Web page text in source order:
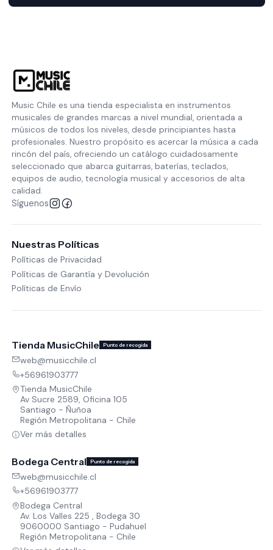
Music Chile es una tienda especialista en instrumentos
musicales de grandes marcas a nivel mundial, orientada a
músicos de todos los niveles, desde principiantes hasta
profesionales. Nuestro propósito es acercar la música a cada
rincón del país, ofreciendo un catálogo cuidadosamente
seleccionado que abarca guitarras, baterías, teclados,
equipos de audio, tecnología musical y accesorios de alta
calidad.
Síguenos
Nuestras Políticas
Políticas de Privacidad
Políticas de Garantía y Devolución
Políticas de Envío
Tienda MusicChile Punto de recogida
web@musicchile.cl
+56961903777
Tienda MusicChile
Av Sucre 2589, Oficina 105
Santiago - Ñuñoa
Región Metropolitana - Chile
Ver más detalles
Bodega Central Punto de recogida
web@musicchile.cl
+56961903777
Bodega Central
Av. Los Valles 225 , Bodega 30
9060000 Santiago - Pudahuel
Región Metropolitana - Chile